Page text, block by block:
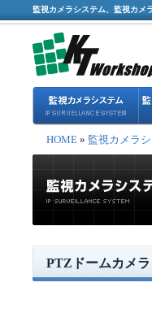
監視カメラシステム、監視カメ
HOME » 監視カメラ
PTZドームカメラ